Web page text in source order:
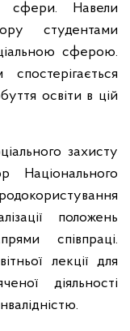
сфери. Навели
студентами
сферою.
освіти в цій
захисту
Національного
положень
співпраці.
лекції для
діяльності